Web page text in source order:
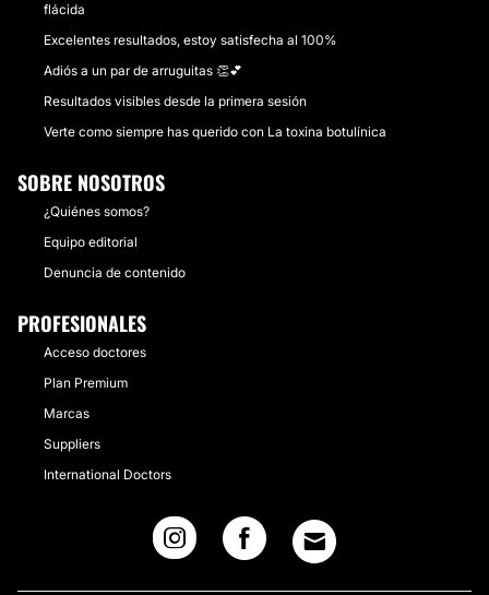
flácida
Excelentes resultados, estoy satisfecha al 100%
Adiós a un par de arruguitas 👏💕
Resultados visibles desde la primera sesión
Verte como siempre has querido con La toxina botulínica
SOBRE NOSOTROS
¿Quiénes somos?
Equipo editorial
Denuncia de contenido
PROFESIONALES
Acceso doctores
Plan Premium
Marcas
Suppliers
International Doctors